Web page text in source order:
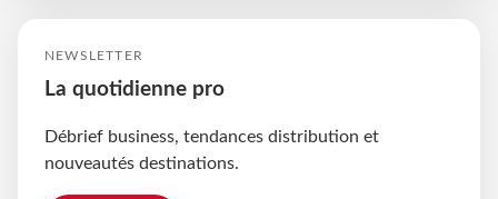
NEWSLETTER
La quotidienne pro
Débrief business, tendances distribution et
nouveautés destinations.